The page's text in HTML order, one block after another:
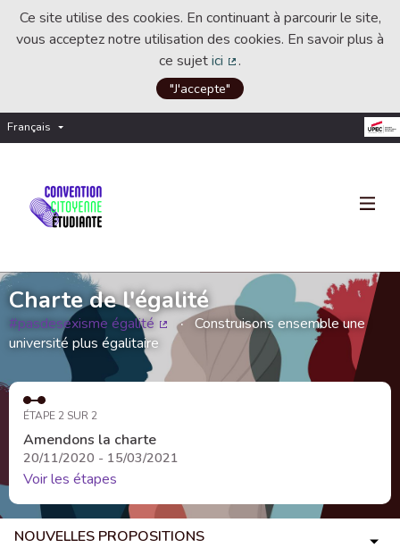
Ce site utilise des cookies. En continuant à parcourir le site,
vous acceptez notre utilisation des cookies. En savoir plus à
ce sujetici
(Lien externe)
.
"J'accepte"
Français Choisir la langue
Charte de l'égalité
#pasdesexisme égalité
(Lien externe)
Construisons ensemble une
université plus égalitaire
ÉTAPE 2 SUR 2
Amendons la charte
20/11/2020 - 15/03/2021
Voir les étapes
NOUVELLES PROPOSITIONS